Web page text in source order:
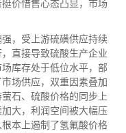
价惜售心态凸显，市场
，受上游硫磺供应持续
直接导致硫酸生产企业
库存处于低位水平，部
场供应，双重因素叠加
石、硫酸价格的同步上
大，利润空间被大幅压
本上遏制了氢氟酸价格